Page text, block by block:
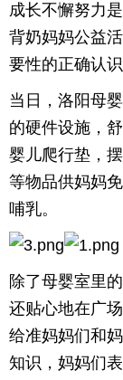
成长不懈努力
背奶妈妈公益
要性的正确认
当日，洛阳母
的硬件设施，
婴儿爬行垫，
等物品供妈妈
哺乳。
除了母婴室里
还贴心地在广
给准妈妈们和
知识，妈妈们